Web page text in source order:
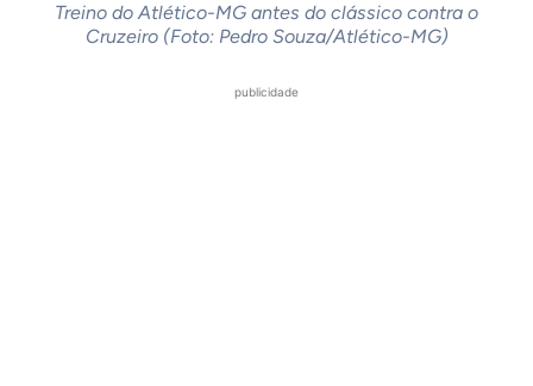
Treino do Atlético-MG antes do clássico contra o
Cruzeiro (Foto: Pedro Souza/Atlético-MG)
publicidade